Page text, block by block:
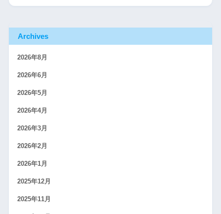
Archives
2026年8月
2026年6月
2026年5月
2026年4月
2026年3月
2026年2月
2026年1月
2025年12月
2025年11月